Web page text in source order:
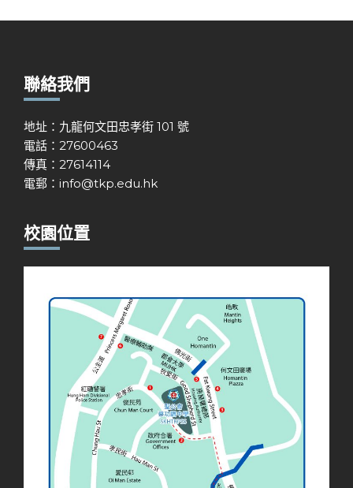
聯絡我們
地址：九龍何文田忠孝街 101 號
電話：27600463
傳真：27614114
電郵： info@tkp.edu.hk
校園位置